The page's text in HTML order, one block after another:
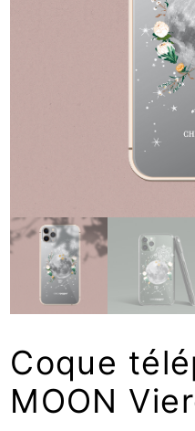
Coque
MOON